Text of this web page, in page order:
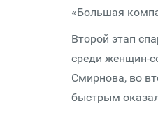
«Большая
Второй этап
среди женщин-
Смирнова, во
быстрым